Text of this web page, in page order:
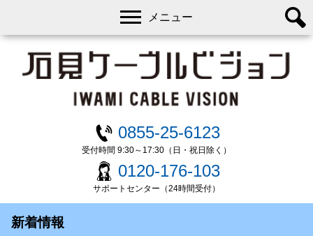
0855-25-6123
受付時間 9:30～17:30（日・祝日除く）
0120-176-103
サポートセンター（24時間受付）
メニュー
新着情報